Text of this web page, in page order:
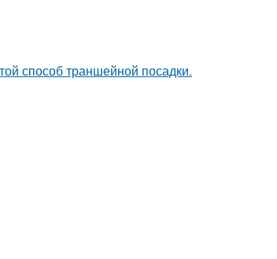
способ траншейной посадки.